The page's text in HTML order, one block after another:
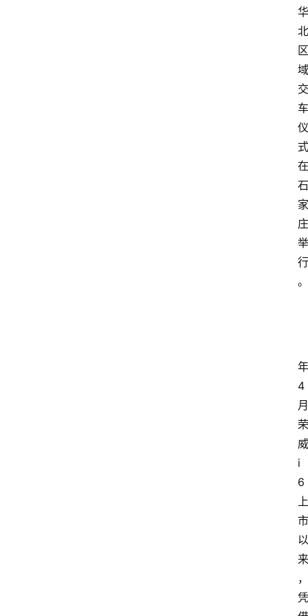
华
北
区
域
交
车
仪
式
在
石
家
庄
举
行
。
年
4
月
荣
威
i
6
上
市
以
来
，
凭